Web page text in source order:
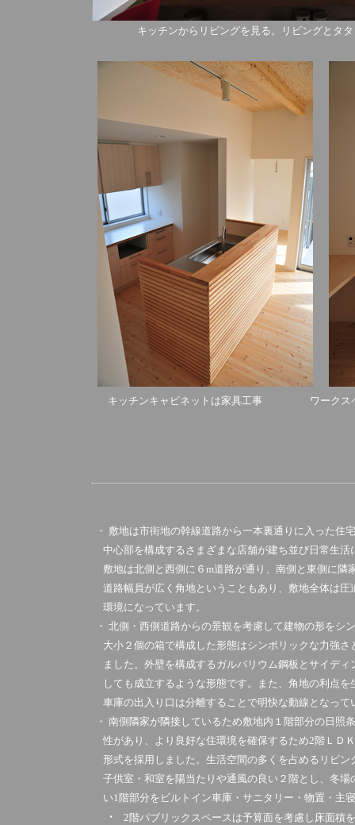
キッチンからリビングを見る。リビングとタ
キッチンキャビネットは家具工事 ワークスペ
・ 敷地は市街地の幹線道路から一本裏通りに入った住
中心部を構成するさまざまな店舗が建ち並び日常生活
敷地は北側と西側に６ m道路が通り、南側と東側に隣
道路幅員が広く角地ということもあり、敷地全体は圧
環境になっています。
・ 北側・西側道路からの景観を考慮して建物の形をシ
大小２個の箱で構成した形態はシンボリックな力強さ
ました。外壁を構成するガルバリウム鋼板とサイディ
しても成立するような形態です。また、角地の利点を
車庫の出入り口は分離することで明快な動線となって
・ 南側隣家が隣接しているため敷地内１階部分の日照
性があり、より良好な住環境を確保するため2階ＬＤ
形式を採用しました。生活空間の多くを占めるリビン
子供室・和室を陽当たりや通風の良い２階とし、冬場
い1階部分をビルトイン車庫・サニタリー・物置・主
・ 2階パブリックスペースは予算面を考慮し床面積